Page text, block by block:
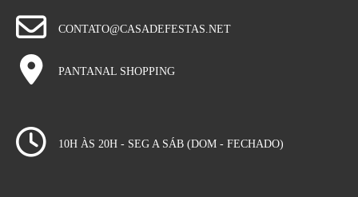
CONTATO@CASADEFESTAS.NET
PANTANAL SHOPPING
10H ÀS 20H - SEG A SÁB (DOM - FECHADO)